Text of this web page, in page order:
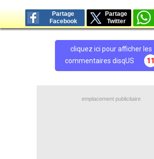
Partage
Facebook
Partage
Twitter
cliquez ici pour afficher les
commentaires disqUS
11
emplacement publicitaire